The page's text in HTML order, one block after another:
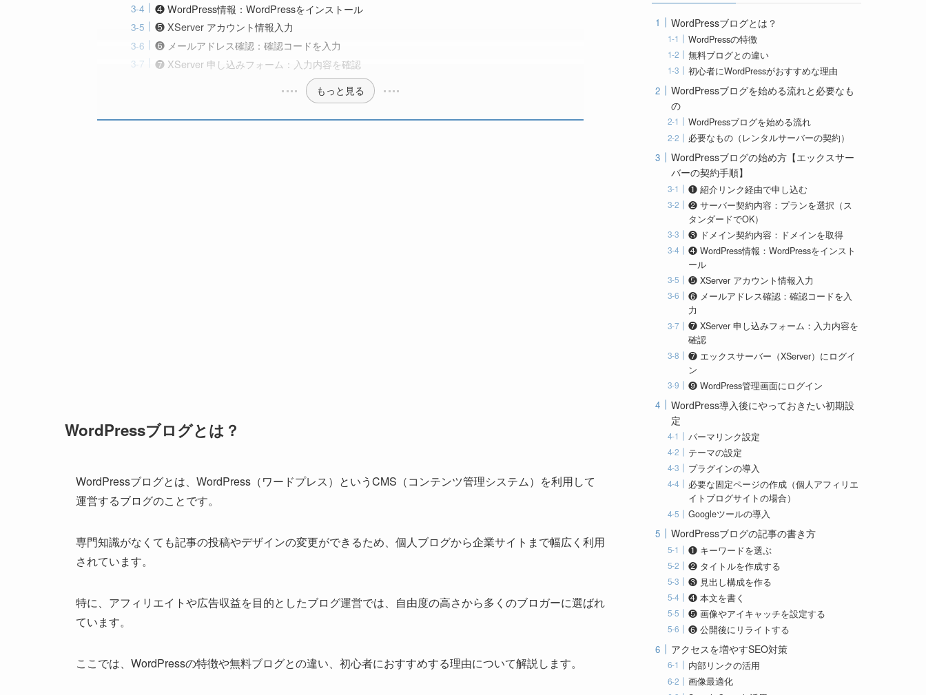
❹ WordPress情報：WordPressをインストール
❺ XServer アカウント情報入力
❻ メールアドレス確認：確認コードを入力
❼ XServer 申し込みフォーム：入力内容を確認
もっと見る
WordPressブログとは？
WordPressブログとは、WordPress（ワードプレス）というCMS（コンテンツ管理システム）を利用して
運営するブログのことです。
専門知識がなくても記事の投稿やデザインの変更ができるため、個人ブログから企業サイトまで幅広く利用
されています。
特に、アフィリエイトや広告収益を目的としたブログ運営では、自由度の高さから多くのブロガーに選ばれ
ています。
ここでは、WordPressの特徴や無料ブログとの違い、初心者におすすめする理由について解説します。
WordPressブログとは？
WordPressの特徴
無料ブログとの違い
初心者にWordPressがおすすめな理由
WordPressブログを始める流れと必要なも
の
WordPressブログを始める流れ
必要なもの（レンタルサーバーの契約）
WordPressブログの始め方【エックスサー
バーの契約手順】
❶ 紹介リンク経由で申し込む
❷ サーバー契約内容：プランを選択（ス
タンダードでOK）
❸ ドメイン契約内容：ドメインを取得
❹ WordPress情報：WordPressをインスト
ール
❺ XServer アカウント情報入力
❻ メールアドレス確認：確認コードを入
力
❼ XServer 申し込みフォーム：入力内容を
確認
❼ エックスサーバー（XServer）にログイ
ン
❾ WordPress管理画面にログイン
WordPress導入後にやっておきたい初期設
定
パーマリンク設定
テーマの設定
プラグインの導入
必要な固定ページの作成（個人アフィリエ
イトブログサイトの場合）
Googleツールの導入
WordPressブログの記事の書き方
❶ キーワードを選ぶ
❷ タイトルを作成する
❸ 見出し構成を作る
❹ 本文を書く
❺ 画像やアイキャッチを設定する
❻ 公開後にリライトする
アクセスを増やすSEO対策
内部リンクの活用
画像最適化